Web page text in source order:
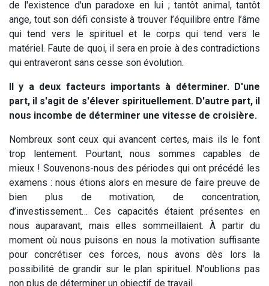
de l'existence d'un paradoxe en lui ; tantôt animal, tantôt
ange, tout son défi consiste à trouver l’équilibre entre l’âme
qui tend vers le spirituel et le corps qui tend vers le
matériel. Faute de quoi, il sera en proie à des contradictions
qui entraveront sans cesse son évolution.
Il y a deux facteurs importants à déterminer. D'une
part, il s'agit de s'élever spirituellement. D'autre part, il
nous incombe de déterminer une vitesse de croisière.
Nombreux sont ceux qui avancent certes, mais ils le font
trop lentement. Pourtant, nous sommes capables de
mieux ! Souvenons-nous des périodes qui ont précédé les
examens : nous étions alors en mesure de faire preuve de
bien plus de motivation, de concentration,
d’investissement… Ces capacités étaient présentes en
nous auparavant, mais elles sommeillaient. À partir du
moment où nous puisons en nous la motivation suffisante
pour concrétiser ces forces, nous avons dès lors la
possibilité de grandir sur le plan spirituel. N'oublions pas
non plus de déterminer un objectif de travail.